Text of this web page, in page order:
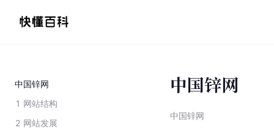
中国锌网
1 网站结构
2 网站发展
中国锌网
中国锌网